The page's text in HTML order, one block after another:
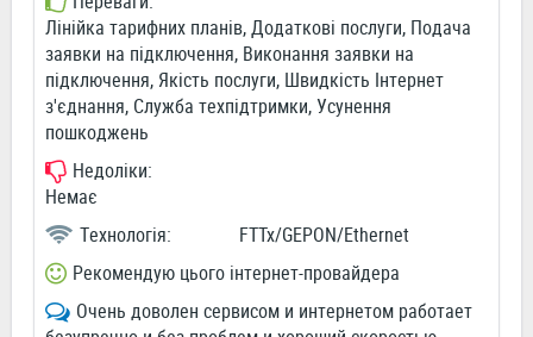
Лінійка тарифних планів, Додаткові послуги, Подача
заявки на підключення, Виконання заявки на
підключення, Якість послуги, Швидкість Інтернет
з'єднання, Служба техпідтримки, Усунення
пошкоджень
Недоліки:
Немає
Технологія:
FTTx/GEPON/Ethernet
Рекомендую цього інтернет-провайдера
Очень доволен сервисом и интернетом работает